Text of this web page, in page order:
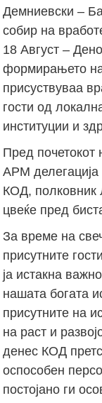
Демниевски –
собир на
18 Август –
формирањето
присуствуваа
гости од
институции и
Пред почетокот
АРМ
КОД, полковник
цвеќе пред
За време на
присутните
ја истакна
нашата богата
присутните на
на раст и
денес КОД
оспособен
постојано ги